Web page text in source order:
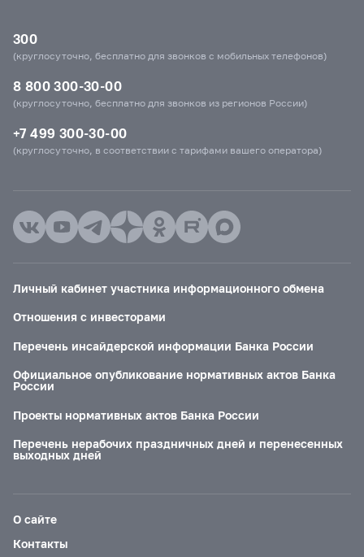
300
(круглосуточно, бесплатно для звонков с мобильных телефонов)
8 800 300-30-00
(круглосуточно, бесплатно для звонков из регионов России)
+7 499 300-30-00
(круглосуточно, в соответствии с тарифами вашего оператора)
Личный кабинет участника информационного обмена
Отношения с инвесторами
Перечень инсайдерской информации Банка России
Официальное опубликование нормативных актов Банка
России
Проекты нормативных актов Банка России
Перечень нерабочих праздничных дней и перенесенных
выходных дней
О сайте
Контакты